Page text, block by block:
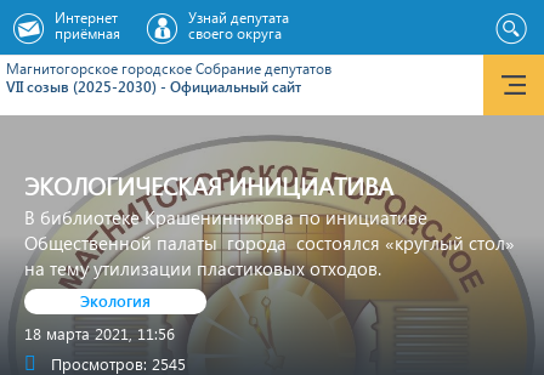
Магнитогорское городское Cобрание депутатов
VII созыв (2025-2030) - Официальный сайт
Интернет
приёмная
Узнай депутата
своего округа
ЭКОЛОГИЧЕСКАЯ ИНИЦИАТИВА
В библиотеке Крашенинникова по инициативе
Общественной палаты города состоялся «круглый стол»
на тему утилизации пластиковых отходов.
Экология
18 марта 2021, 11:56
Просмотров: 2545